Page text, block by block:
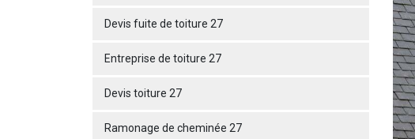
Devis fuite de toiture 27
Entreprise de toiture 27
Devis toiture 27
Ramonage de cheminée 27